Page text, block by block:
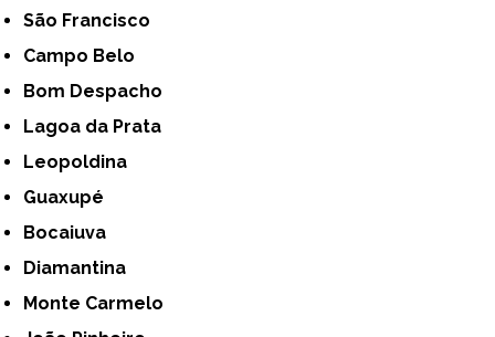
São Francisco
Campo Belo
Bom Despacho
Lagoa da Prata
Leopoldina
Guaxupé
Bocaiuva
Diamantina
Monte Carmelo